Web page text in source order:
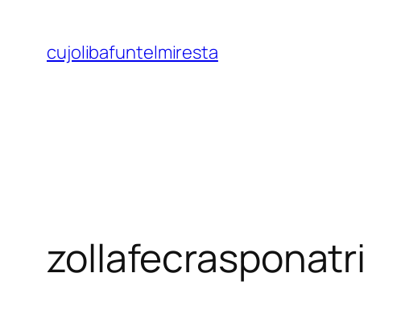
contenido
cujolibafuntelmiresta
zollafecrasponatri